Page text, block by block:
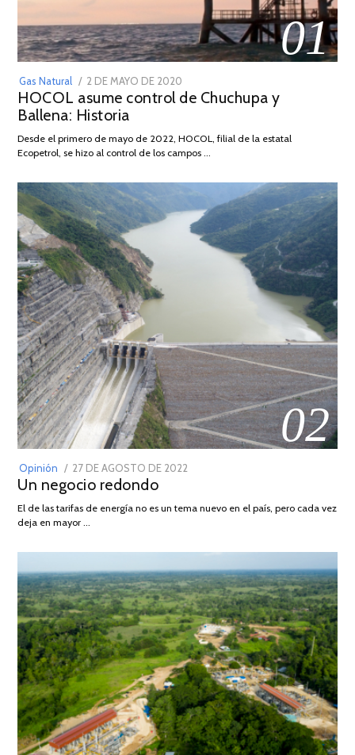
01
Gas Natural
POSTED
ON
2 DE MAYO DE 2020
DE
2026
HOCOL asume control de Chuchupa y
Ballena: Historia
Desde el primero de mayo de 2022, HOCOL, filial de la estatal
Ecopetrol, se hizo al control de los campos …
02
Opinión
POSTED
ON
27 DE AGOSTO DE 2022
DE
Un negocio redondo
El de las tarifas de energía no es un tema nuevo en el país, pero cada vez
deja en mayor …